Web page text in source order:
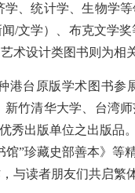
、统计学、生物学
/文学）、布克文学
术设计类图书则为相
港台原版学术图书
竹清华大学、台湾
秀出版单位之出版品
”珍藏史部善本》
与读者朋友们共启繁